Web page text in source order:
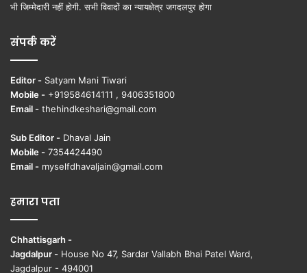
भी जिम्मेदारी नहीं होगी. सभी विवादों का न्यायक्षेत्र जगदलपुर होगा
संपर्क करें
Editor - Satyam Mani Tiwari
Mobile - +919584614111 , 9406351800
Email - thehindkeshari@gmail.com
Sub Editor - Dhaval Jain
Mobile - 7354424490
Email - myselfdhavaljain@gmail.com
हमारा पता
Chhattisgarh -
Jagdalpur - House No 47, Sardar Vallabh Bhai Patel Ward,
Jagdalpur - 494001